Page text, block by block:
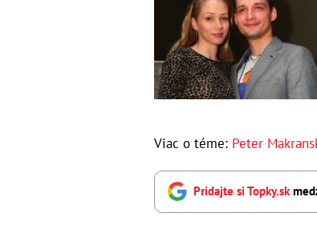
Viac o téme: Peter
Pridajte si Topky.sk